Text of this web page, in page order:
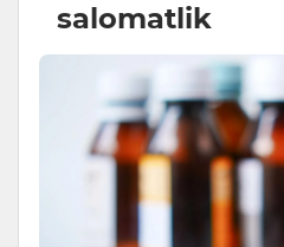
salomatlik